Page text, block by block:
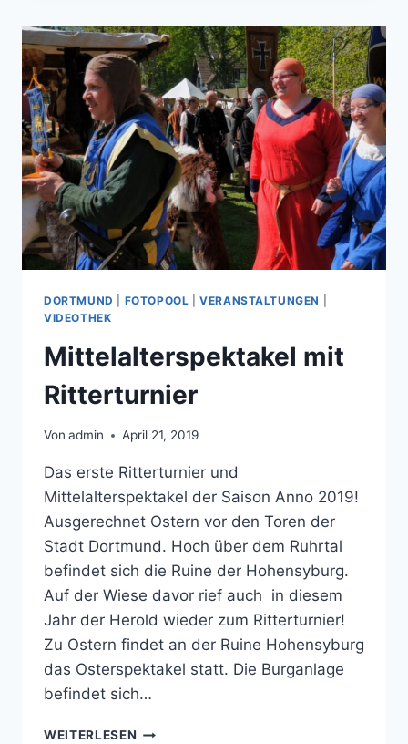
IN
SAARBRÜCKEN
DORTMUND FOTOPOOL |VERANSTALTUNGEN
VIDEOTHEK
Mittelalterspektakel mit
Ritterturnier
Von admin April 21, 2019
Das erste Ritterturnier und
Mittelalterspektakel der Saison Anno 2019!
Ausgerechnet Ostern vor den Toren der
Stadt Dortmund. Hoch über dem Ruhrtal
befindet sich die Ruine der Hohensyburg.
Auf der Wiese davor rief auch in diesem
Jahr der Herold wieder zum Ritterturnier!
Zu Ostern findet an der Ruine Hohensyburg
das Osterspektakel statt. Die Burganlage
befindet sich…
WEITERLESEN MITTELALTERSPEKTAKEL